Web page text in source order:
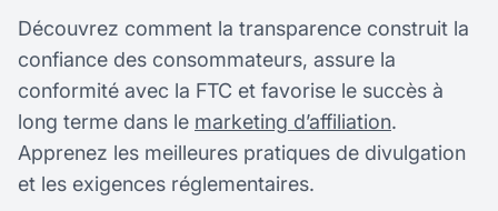
Découvrez comment la transparence construit la
confiance des consommateurs, assure la
conformité avec la FTC et favorise le succès à
long terme dans le marketing d’affiliation.
Apprenez les meilleures pratiques de divulgation
et les exigences réglementaires.